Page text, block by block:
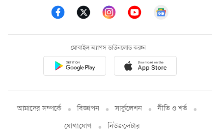
মোবাইল অ্যাপস ডাউনলোড করুন
আমাদের সম্পর্কে বিজ্ঞাপন সার্কুলেশন
নীতি ও শর্ত
যোগাযোগ
নিউজলেটার